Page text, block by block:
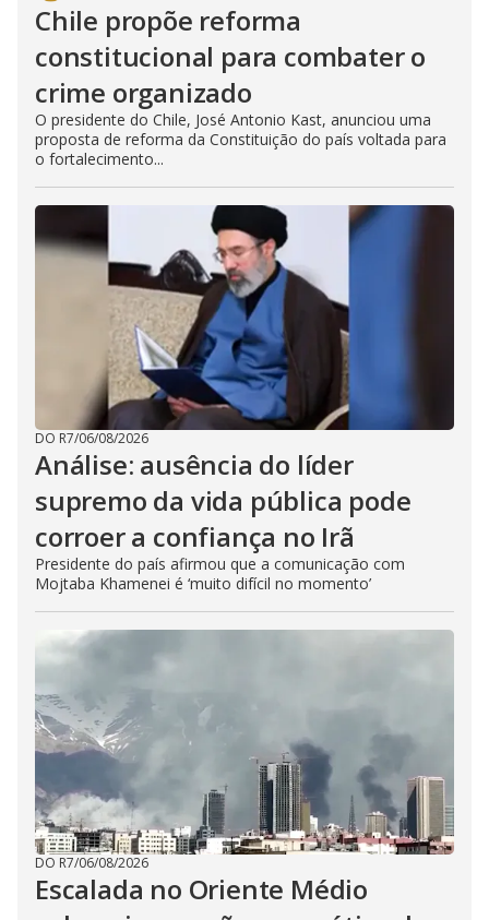
Chile propõe reforma
constitucional para combater o
crime organizado
O presidente do Chile, José Antonio Kast, anunciou uma
proposta de reforma da Constituição do país voltada para
o fortalecimento...
DO R7/06/08/2026
Análise: ausência do líder
supremo da vida pública pode
corroer a confiança no Irã
Presidente do país afirmou que a comunicação com
Mojtaba Khamenei é ‘muito difícil no momento’
DO R7/06/08/2026
Escalada no Oriente Médio